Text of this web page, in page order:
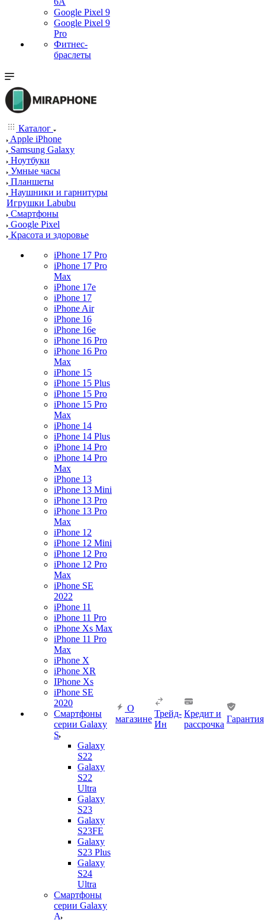
Google Pixel 9
Google Pixel 9
Pro
Фитнес-
браслеты
Каталог
Apple iPhone
Samsung Galaxy
Ноутбуки
Умные часы
Планшеты
Наушники и гарнитуры
Игрушки Labubu
Смартфоны
Google Pixel
Красота и здоровье
iPhone 17 Pro
iPhone 17 Pro
Max
iPhone 17e
iPhone 17
iPhone Air
iPhone 16
iPhone 16e
iPhone 16 Pro
iPhone 16 Pro
Max
iPhone 15
iPhone 15 Plus
iPhone 15 Pro
iPhone 15 Pro
Max
iPhone 14
iPhone 14 Plus
iPhone 14 Pro
iPhone 14 Pro
Max
iPhone 13
iPhone 13 Mini
iPhone 13 Pro
iPhone 13 Pro
Max
iPhone 12
iPhone 12 Mini
iPhone 12 Pro
iPhone 12 Pro
Max
iPhone SE
2022
iPhone 11
iPhone 11 Pro
iPhone Xs Max
iPhone 11 Pro
Max
iPhone X
iPhone XR
IPhone Xs
iPhone SE
2020
Смартфоны
серии Galaxy
S
Galaxy
S22
Galaxy
S22
Ultra
Galaxy
S23
Galaxy
S23FE
Galaxy
S23 Plus
Galaxy
S24
Ultra
Смартфоны
серии Galaxy
A
О
магазине
Трейд-
Ин
Кредит и
рассрочка
Гарантия